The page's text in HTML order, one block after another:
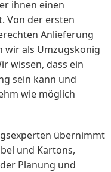
ihnen einen
Von der ersten
Anlieferung
wir als Umzugskönig
wissen, dass ein
sein kann und
wie möglich
übernimmt
und Kartons,
Planung und